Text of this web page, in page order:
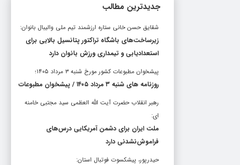
جدیدترین مطالب
شقایق حسن خانی ستاره ارزشمند تیم ملی والیبال بانوان:
زیرساخت‌های باشگاه تراکتور پتانسیل بالایی برای
استعدادیابی و تیمداری ورزش بانوان دارد
پیشخوان مطبوعات کشور مورخ شنبه ۳ مرداد ۱۴۰۵؛
روزنامه های شنبه ۳ مرداد ۱۴۰۵ / پیشخوان مطبوعات
رهبر انقلاب حضرت آیت الله العظمی سید مجتبی خامنه
ای:
ملت ایران برای دشمن آمریکایی درس‌های
فراموش‌نشدنی دارد
حیدرپور، پیشکسوت فوتبال استان: